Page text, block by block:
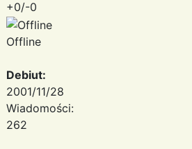
+0/-0
Offline
Debiut:
2001/11/28
Wiadomości:
262